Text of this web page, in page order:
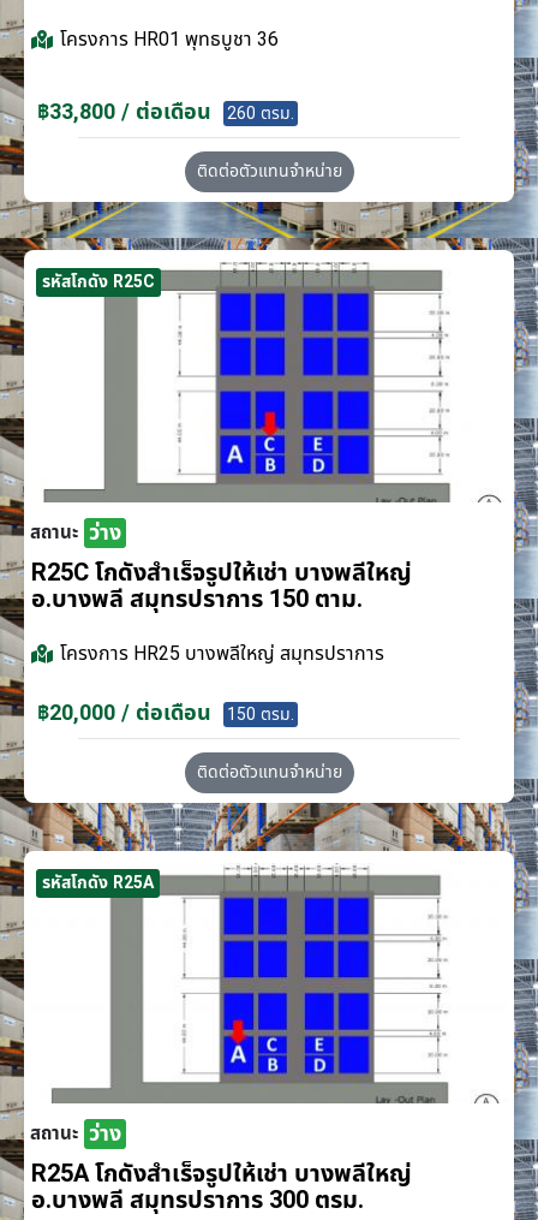
โครงการ HR01 พุทธบูชา 36
฿33,800 / ต่อเดือน 260 ตรม.
ติดต่อตัวแทนจำหน่าย
รหัสโกดัง R25C
สถานะ ว่าง
R25C โกดังสำเร็จรูปให้เช่า บางพลีใหญ่
อ.บางพลี สมุทรปราการ 150 ตาม.
โครงการ HR25 บางพลีใหญ่ สมุทรปราการ
฿20,000 / ต่อเดือน 150 ตรม.
ติดต่อตัวแทนจำหน่าย
รหัสโกดัง R25A
สถานะ ว่าง
R25A โกดังสำเร็จรูปให้เช่า บางพลีใหญ่
อ.บางพลี สมุทรปราการ 300 ตรม.